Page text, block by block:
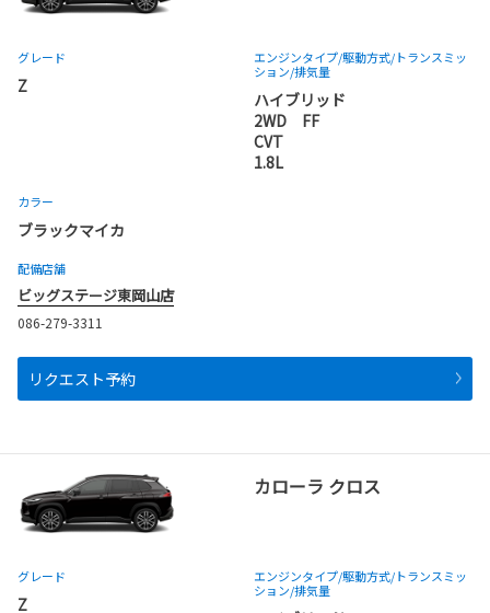
グレード
Z
エンジンタイプ/駆動方式/トランスミッ
ション/排気量
ハイブリッド
2WD FF
CVT
1.8L
カラー
ブラックマイカ
配備店舗
ビッグステージ東岡山店
086-279-3311
リクエスト予約
カローラ クロス
グレード
Z
エンジンタイプ/駆動方式/トランスミッ
ション/排気量